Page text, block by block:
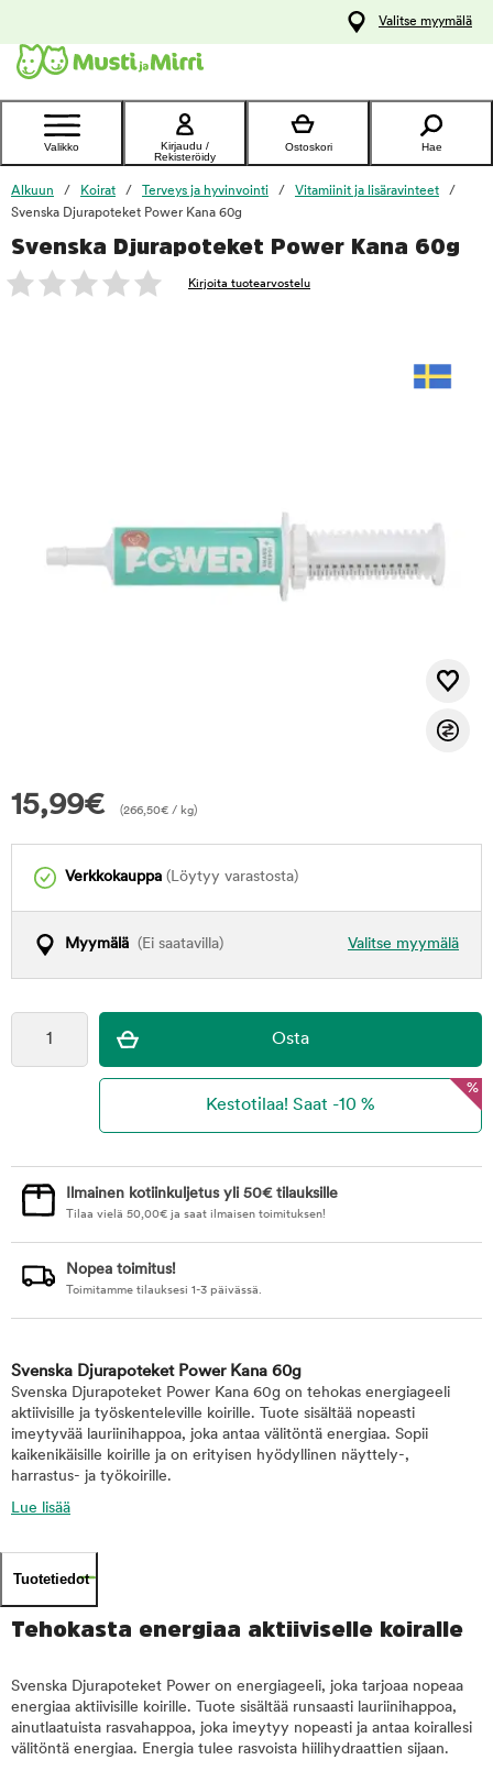
Ota yhteyttä
asiakaspalveluun
Valitse myymälä
Valikko
Kirjaudu /
Rekisteröidy
Ostoskori Hae
Alkuun Koirat Terveys ja hyvinvointi
Vitamiinit ja lisäravinteet
Svenska Djurapoteket Power Kana 60g
Svenska Djurapoteket Power Kana 60g
Kirjoita tuotearvostelu
15,99€ (266,50€ / kg)
Verkkokauppa (Löytyy varastosta)
Valitse myymälä
Myymälä (Ei saatavilla)
foo
%
Ilmainen kotiinkuljetus yli 50€ tilauksille
Tilaa vielä 50,00€ ja saat ilmaisen toimituksen!
Nopea toimitus!
Toimitamme tilauksesi 1-3 päivässä.
Svenska Djurapoteket Power Kana 60g
Svenska Djurapoteket Power Kana 60g on tehokas energiageeli
aktiivisille ja työskenteleville koirille. Tuote sisältää nopeasti
imeytyvää lauriinihappoa, joka antaa välitöntä energiaa. Sopii
kaikenikäisille koirille ja on erityisen hyödyllinen näyttely-,
harrastus- ja työkoirille.
Lue lisää
Tuotetiedot
Tehokasta energiaa aktiiviselle koiralle
Svenska Djurapoteket Power on energiageeli, joka tarjoaa nopeaa
energiaa aktiivisille koirille. Tuote sisältää runsaasti lauriinihappoa,
ainutlaatuista rasvahappoa, joka imeytyy nopeasti ja antaa koirallesi
välitöntä energiaa. Energia tulee rasvoista hiilihydraattien sijaan.